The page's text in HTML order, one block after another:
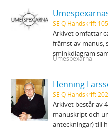
SE Q Handskrift 105
Arkivet omfattar
främst av manus,
sminkdiagram
Umespexarna
Henning
SE Q Handskrift 202
Arkivet består av
manuskript och
anteckningar) till